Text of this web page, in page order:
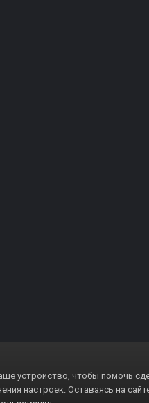
устройство, чтобы помочь
настроек. Оставаясь на